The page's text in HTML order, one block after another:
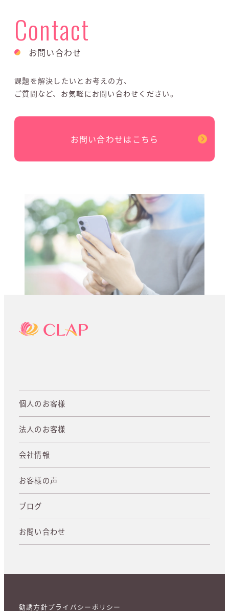
Contact
お問い合わせ
課題を解決したいとお考えの方、
ご質問など、お気軽にお問い合わせください。
お問い合わせはこちら
個人のお客様
法人のお客様
会社情報
お客様の声
ブログ
お問い合わせ
勧誘方針プライバシーポリシー